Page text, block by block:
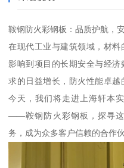
鞍钢防火彩钢板：品质护航，
在现代工业与建筑领域，材
影响到项目的长期安全与经
求的日益增长，防火性能卓越
今天，我们将走进上海轩本
——鞍钢防火彩钢板，探寻
务，成为众多客户信赖的合作伙